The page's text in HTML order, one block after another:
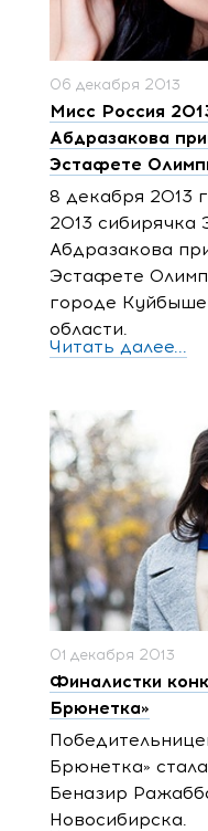
06 декабря 2013
Мисс Россия
Абдразакова
Эстафете
8 декабря 2013
2013 сибирячка
Абдразакова
Эстафете
городе
области.
Читать далее...
01 декабря 2013
Финалистки
Брюнетка»
Брюнетка»
Беназир
Новосибирска.